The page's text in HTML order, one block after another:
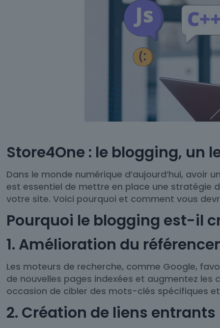
Store4One : le blogging, un
Dans le monde numérique d’aujourd’hui,
est essentiel de mettre en place une stratégie
votre site. Voici pourquoi et comment vous
Pourquoi le blogging est-il
1. Amélioration du
Les moteurs de recherche, comme Google,
de nouvelles pages indexées et augmentez
occasion de cibler des mots-clés spécifiques
2. Création de liens entrants